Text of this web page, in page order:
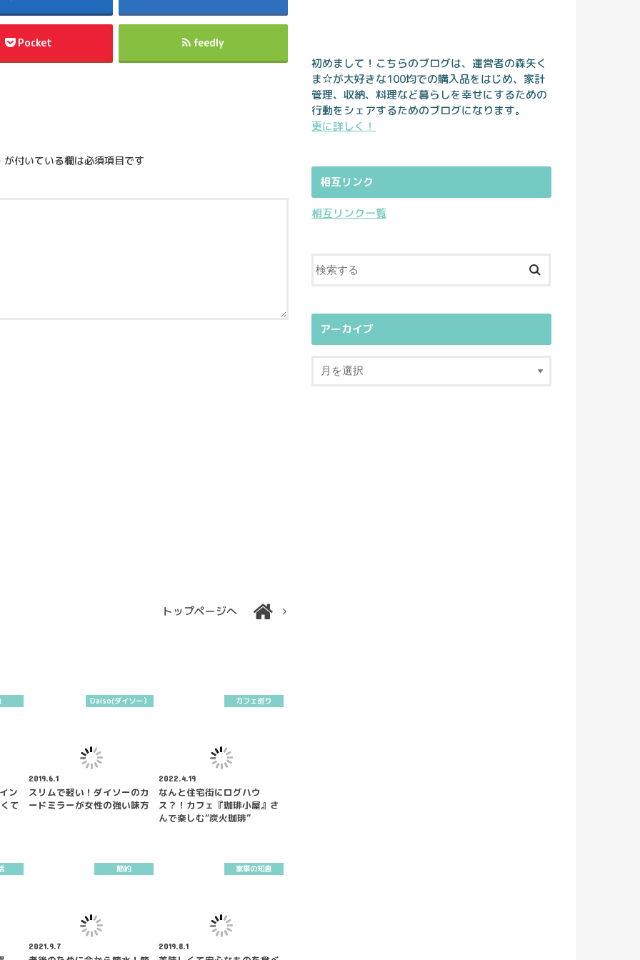
Pocket feedly
が付いている欄は必須項目です
トップページへ
ン
て
Daiso(ダイソー）
2019.6.1
スリムで軽い！ダイソーのカ
ードミラーが女性の強い味方
カフェ巡り
2022.4.19
なんと住宅街にログハウ
ス？！カフェ『珈琲小屋』さ
んで楽しむ“炭火珈琲”
節約
2021.9.7
家事の知恵
2019.8.1
初めまして！こちらのブログは、運営者の森矢く
ま☆が大好きな100均での購入品をはじめ、家計
管理、収納、料理など暮らしを幸せにするための
行動をシェアするためのブログになります。
更に詳しく！
相互リンク
相互リンク一覧
アーカイブ